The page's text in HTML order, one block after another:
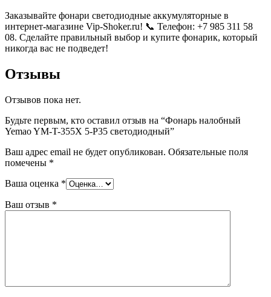
Заказывайте фонари светодиодные аккумуляторные в
интернет-магазине Vip-Shoker.ru! 📞 Телефон: +7 985 311 58
08. Сделайте правильный выбор и купите фонарик, который
никогда вас не подведет!
Отзывы
Отзывов пока нет.
Будьте первым, кто оставил отзыв на “Фонарь налобный
Yemao YM-T-355X 5-P35 светодиодный”
Ваш адрес email не будет опубликован. Обязательные поля
помечены *
Ваша оценка *
Ваш отзыв *